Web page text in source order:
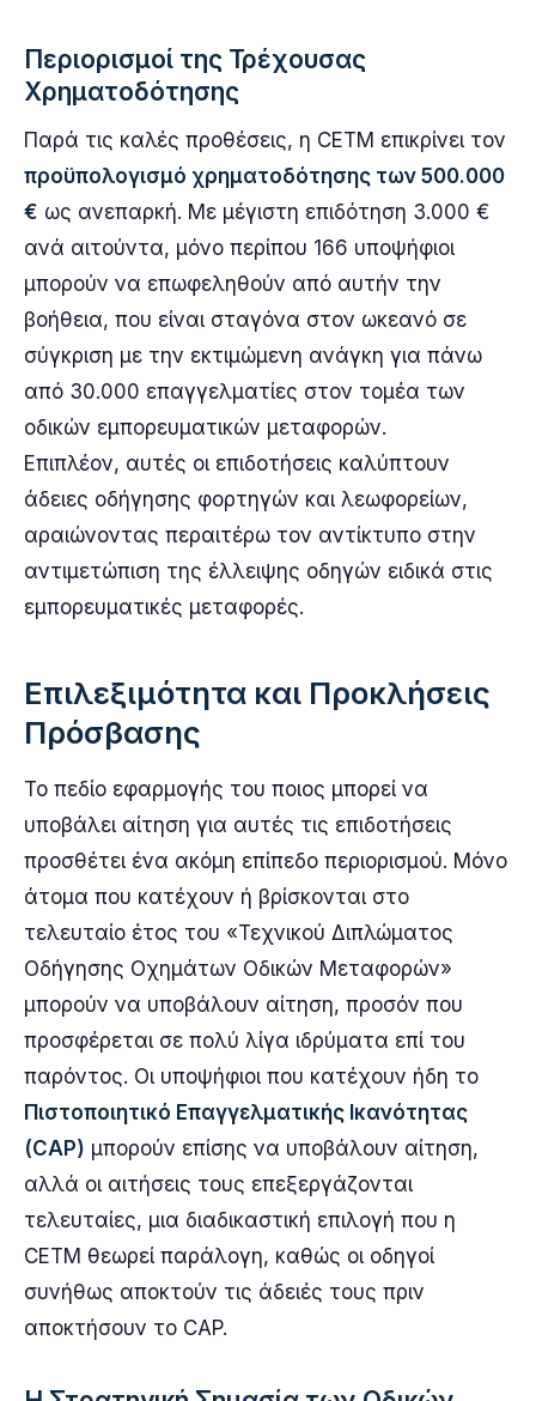
Περιορισμοί της Τρέχουσας
Χρηματοδότησης
Παρά τις καλές προθέσεις, η CETM επικρίνει τον
προϋπολογισμό χρηματοδότησης των 500.000
€ ως ανεπαρκή. Με μέγιστη επιδότηση 3.000 €
ανά αιτούντα, μόνο περίπου 166 υποψήφιοι
μπορούν να επωφεληθούν από αυτήν την
βοήθεια, που είναι σταγόνα στον ωκεανό σε
σύγκριση με την εκτιμώμενη ανάγκη για πάνω
από 30.000 επαγγελματίες στον τομέα των
οδικών εμπορευματικών μεταφορών.
Επιπλέον, αυτές οι επιδοτήσεις καλύπτουν
άδειες οδήγησης φορτηγών και λεωφορείων,
αραιώνοντας περαιτέρω τον αντίκτυπο στην
αντιμετώπιση της έλλειψης οδηγών ειδικά στις
εμπορευματικές μεταφορές.
Επιλεξιμότητα και Προκλήσεις
Πρόσβασης
Το πεδίο εφαρμογής του ποιος μπορεί να
υποβάλει αίτηση για αυτές τις επιδοτήσεις
προσθέτει ένα ακόμη επίπεδο περιορισμού. Μόνο
άτομα που κατέχουν ή βρίσκονται στο
τελευταίο έτος του «Τεχνικού Διπλώματος
Οδήγησης Οχημάτων Οδικών Μεταφορών»
μπορούν να υποβάλουν αίτηση, προσόν που
προσφέρεται σε πολύ λίγα ιδρύματα επί του
παρόντος. Οι υποψήφιοι που κατέχουν ήδη το
Πιστοποιητικό Επαγγελματικής Ικανότητας
(CAP) μπορούν επίσης να υποβάλουν αίτηση,
αλλά οι αιτήσεις τους επεξεργάζονται
τελευταίες, μια διαδικαστική επιλογή που η
CETM θεωρεί παράλογη, καθώς οι οδηγοί
συνήθως αποκτούν τις άδειές τους πριν
αποκτήσουν το CAP.